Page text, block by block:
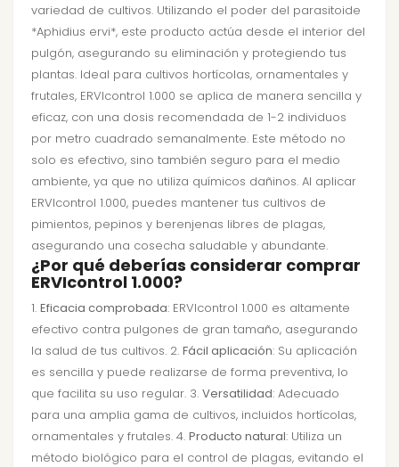
variedad de cultivos. Utilizando el poder del parasitoide
*Aphidius ervi*, este producto actúa desde el interior del
pulgón, asegurando su eliminación y protegiendo tus
plantas. Ideal para cultivos hortícolas, ornamentales y
frutales, ERVIcontrol 1.000 se aplica de manera sencilla y
eficaz, con una dosis recomendada de 1-2 individuos
por metro cuadrado semanalmente. Este método no
solo es efectivo, sino también seguro para el medio
ambiente, ya que no utiliza químicos dañinos. Al aplicar
ERVIcontrol 1.000, puedes mantener tus cultivos de
pimientos, pepinos y berenjenas libres de plagas,
asegurando una cosecha saludable y abundante.
¿Por qué deberías considerar comprar
ERVIcontrol 1.000?
1. Eficacia comprobada: ERVIcontrol 1.000 es altamente
efectivo contra pulgones de gran tamaño, asegurando
la salud de tus cultivos. 2. Fácil aplicación: Su aplicación
es sencilla y puede realizarse de forma preventiva, lo
que facilita su uso regular. 3. Versatilidad: Adecuado
para una amplia gama de cultivos, incluidos hortícolas,
ornamentales y frutales. 4. Producto natural: Utiliza un
método biológico para el control de plagas, evitando el